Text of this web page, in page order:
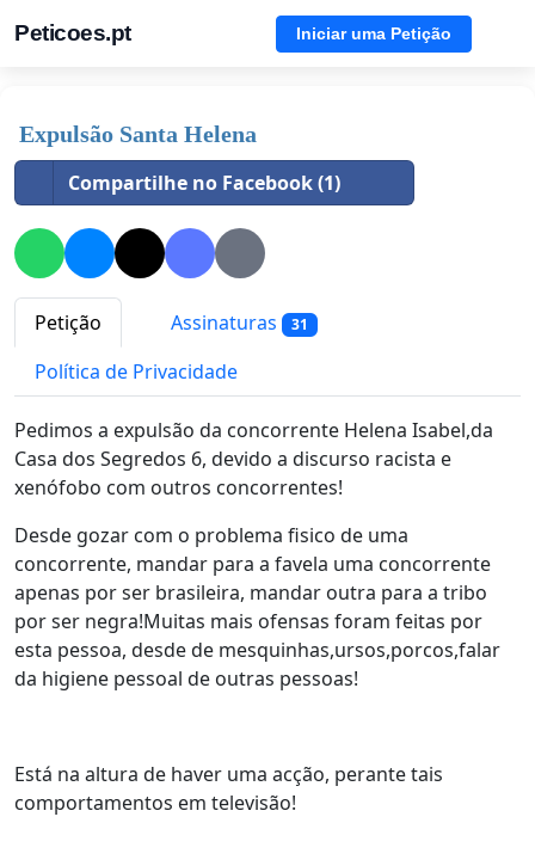
Peticoes.pt Iniciar uma Petição
Expulsão Santa Helena
Compartilhe no Facebook (1)
Petição Assinaturas 31
Política de Privacidade
Pedimos a expulsão da concorrente Helena Isabel,da
Casa dos Segredos 6, devido a discurso racista e
xenófobo com outros concorrentes!
Desde gozar com o problema fisico de uma
concorrente, mandar para a favela uma concorrente
apenas por ser brasileira, mandar outra para a tribo
por ser negra!Muitas mais ofensas foram feitas por
esta pessoa, desde de mesquinhas,ursos,porcos,falar
da higiene pessoal de outras pessoas!
Está na altura de haver uma acção, perante tais
comportamentos em televisão!